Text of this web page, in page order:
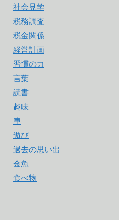
社会見学
税務調査
税金関係
経営計画
習慣の力
言葉
読書
趣味
車
遊び
過去の思い出
金魚
食べ物